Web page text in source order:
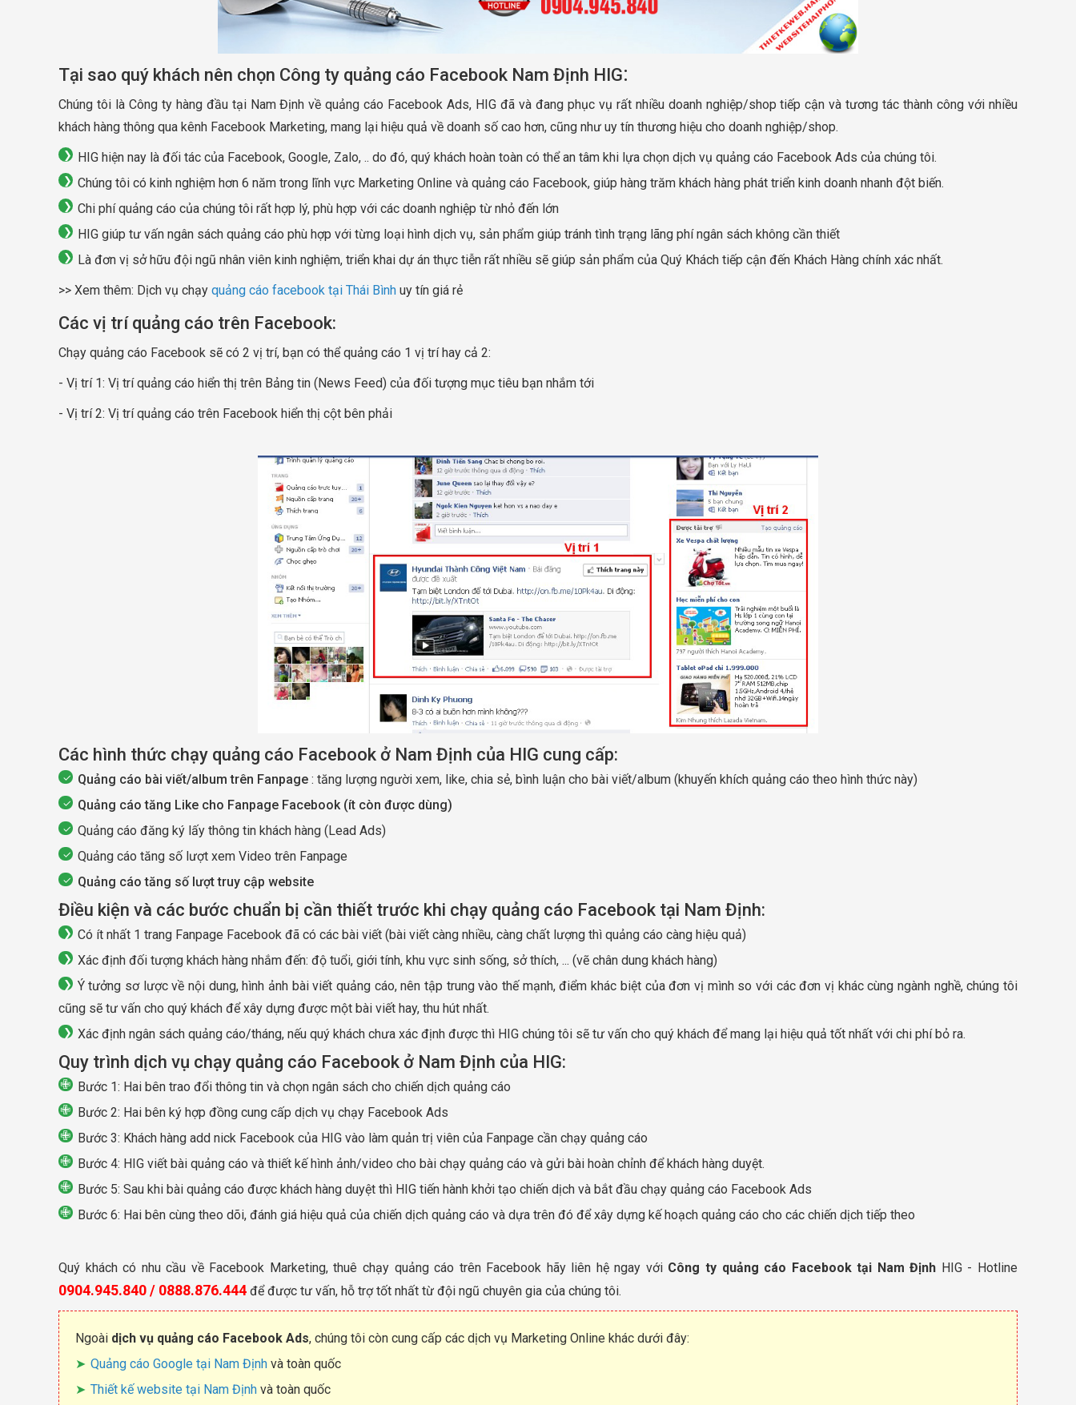
Tại sao quý khách nên chọn Công ty quảng cáo Facebook Nam Định HIG:
Chúng tôi là Công ty hàng đầu tại Nam Định về quảng cáo Facebook Ads, HIG đã và đang phục vụ rất nhiều doanh nghiệp/shop tiếp cận và tương tác thành công với nhiều
khách hàng thông qua kênh Facebook Marketing, mang lại hiệu quả về doanh số cao hơn, cũng như uy tín thương hiệu cho doanh nghiệp/shop.
HIG hiện nay là đối tác của Facebook, Google, Zalo, .. do đó, quý khách hoàn toàn có thể an tâm khi lựa chọn dịch vụ quảng cáo Facebook Ads của chúng tôi.
Chúng tôi có kinh nghiệm hơn 6 năm trong lĩnh vực Marketing Online và quảng cáo Facebook, giúp hàng trăm khách hàng phát triển kinh doanh nhanh đột biến.
Chi phí quảng cáo của chúng tôi rất hợp lý, phù hợp với các doanh nghiệp từ nhỏ đến lớn
HIG giúp tư vấn ngân sách quảng cáo phù hợp với từng loại hình dịch vụ, sản phẩm giúp tránh tình trạng lãng phí ngân sách không cần thiết
Là đơn vị sở hữu đội ngũ nhân viên kinh nghiệm, triển khai dự án thực tiễn rất nhiều sẽ giúp sản phẩm của Quý Khách tiếp cận đến Khách Hàng chính xác nhất.
>> Xem thêm: Dịch vụ chạy quảng cáo facebook tại Thái Bình uy tín giá rẻ
Các vị trí quảng cáo trên Facebook:
Chạy quảng cáo Facebook sẽ có 2 vị trí, bạn có thể quảng cáo 1 vị trí hay cả 2:
- Vị trí 1: Vị trí quảng cáo hiển thị trên Bảng tin (News Feed) của đối tượng mục tiêu bạn nhắm tới
- Vị trí 2: Vị trí quảng cáo trên Facebook hiển thị cột bên phải
Các hình thức chạy quảng cáo Facebook ở Nam Định của HIG cung cấp:
Quảng cáo bài viết/album trên Fanpage: tăng lượng người xem, like, chia sẻ, bình luận cho bài viết/album (khuyến khích quảng cáo theo hình thức này)
Quảng cáo tăng Like cho Fanpage Facebook (ít còn được dùng)
Quảng cáo đăng ký lấy thông tin khách hàng (Lead Ads)
Quảng cáo tăng số lượt xem Video trên Fanpage
Quảng cáo tăng số lượt truy cập website
Điều kiện và các bước chuẩn bị cần thiết trước khi chạy quảng cáo Facebook tại Nam Định:
Có ít nhất 1 trang Fanpage Facebook đã có các bài viết (bài viết càng nhiều, càng chất lượng thì quảng cáo càng hiệu quả)
Xác định đối tượng khách hàng nhắm đến: độ tuổi, giới tính, khu vực sinh sống, sở thích, ... (vẽ chân dung khách hàng)
Ý tưởng sơ lược về nội dung, hình ảnh bài viết quảng cáo, nên tập trung vào thế mạnh, điểm khác biệt của đơn vị mình so với các đơn vị khác cùng ngành nghề, chúng tôi
cũng sẽ tư vấn cho quý khách để xây dựng được một bài viết hay, thu hút nhất.
Xác định ngân sách quảng cáo/tháng, nếu quý khách chưa xác định được thì HIG chúng tôi sẽ tư vấn cho quý khách để mang lại hiệu quả tốt nhất với chi phí bỏ ra.
Quy trình dịch vụ chạy quảng cáo Facebook ở Nam Định của HIG:
Bước 1: Hai bên trao đổi thông tin và chọn ngân sách cho chiến dịch quảng cáo
Bước 2: Hai bên ký hợp đồng cung cấp dịch vụ chạy Facebook Ads
Bước 3: Khách hàng add nick Facebook của HIG vào làm quản trị viên của Fanpage cần chạy quảng cáo
Bước 4: HIG viết bài quảng cáo và thiết kế hình ảnh/video cho bài chạy quảng cáo và gửi bài hoàn chỉnh để khách hàng duyệt.
Bước 5: Sau khi bài quảng cáo được khách hàng duyệt thì HIG tiến hành khởi tạo chiến dịch và bắt đầu chạy quảng cáo Facebook Ads
Bước 6: Hai bên cùng theo dõi, đánh giá hiệu quả của chiến dịch quảng cáo và dựa trên đó để xây dựng kế hoạch quảng cáo cho các chiến dịch tiếp theo
Quý khách có nhu cầu về Facebook Marketing, thuê chạy quảng cáo trên Facebook hãy liên hệ ngay với Công ty quảng cáo Facebook tại Nam Định HIG - Hotline
0904.945.840 / 0888.876.444 để được tư vấn, hỗ trợ tốt nhất từ đội ngũ chuyên gia của chúng tôi.
Ngoài dịch vụ quảng cáo Facebook Ads, chúng tôi còn cung cấp các dịch vụ Marketing Online khác dưới đây:
Quảng cáo Google tại Nam Định và toàn quốc
Thiết kế website tại Nam Định và toàn quốc